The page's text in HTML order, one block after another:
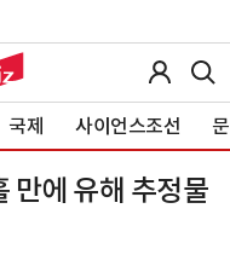
국제 사이언스조선
만에 유해 추정물